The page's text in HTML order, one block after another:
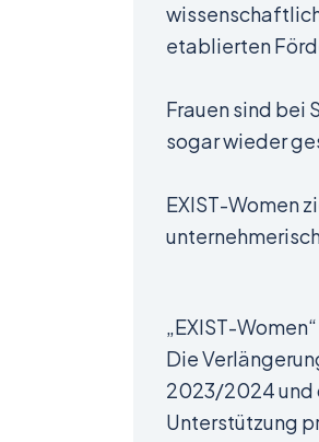
etablierten
Frauen sind bei
sogar wieder
EXIST-Women
„EXIST-
Die
2023/2024 und
Unterstützung